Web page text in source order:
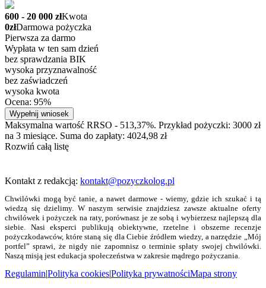
600 - 20 000 złKwota
0złDarmowa pożyczka
Pierwsza za darmo
Wypłata w ten sam dzień
bez sprawdzania BIK
wysoka przyznawalność
bez zaświadczeń
wysoka kwota
Ocena: 95%
Wypełnij wniosek
Maksymalna wartość RRSO - 513,37%. Przykład pożyczki: 3000 zł
na 3 miesiące. Suma do zapłaty: 4024,98 zł
Rozwiń całą listę
Kontakt z redakcją: kontakt@pozyczkolog.pl
Chwilówki mogą być tanie, a nawet darmowe - wiemy, gdzie ich szukać i tą
wiedzą się dzielimy. W naszym serwisie znajdziesz zawsze aktualne oferty
chwilówek i pożyczek na raty, porównasz je ze sobą i wybierzesz najlepszą dla
siebie. Nasi eksperci publikują obiektywne, rzetelne i obszerne recenzje
pożyczkodawców, które staną się dla Ciebie źródłem wiedzy, a narzędzie „Mój
portfel” sprawi, że nigdy nie zapomnisz o terminie spłaty swojej chwilówki.
Naszą misją jest edukacja społeczeństwa w zakresie mądrego pożyczania.
Regulamin|Polityka cookies|Polityka prywatnościMapa strony